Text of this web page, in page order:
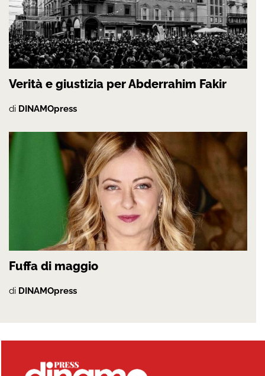
Verità e giustizia per Abderrahim Fakir
di DINAMOpress
Fuffa di maggio
di DINAMOpress